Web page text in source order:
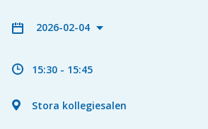
2026-02-04
15:30 - 15:45
Stora kollegiesalen